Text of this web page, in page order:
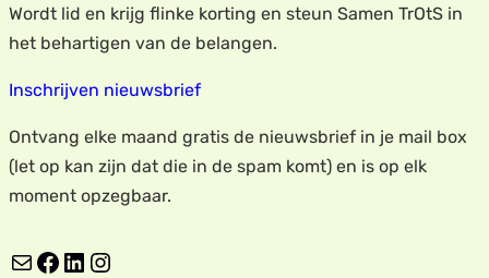
Wordt lid en krijg flinke korting en steun Samen TrOtS in
het behartigen van de belangen.
Inschrijven nieuwsbrief
Ontvang elke maand gratis de nieuwsbrief in je mail box
(let op kan zijn dat die in de spam komt) en is op elk
moment opzegbaar.
E-mail Facebook LinkedIn Instagram